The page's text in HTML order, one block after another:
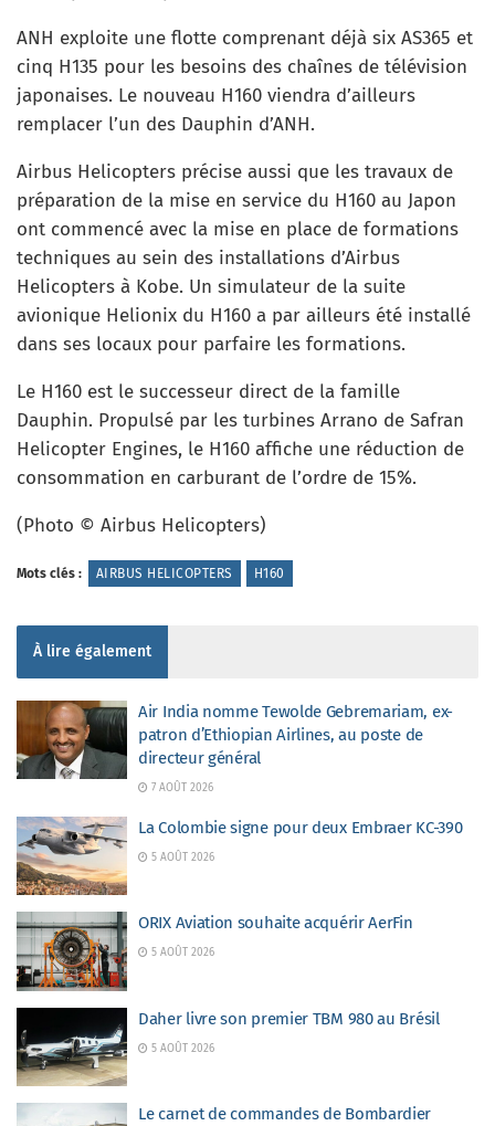
ANH exploite une flotte comprenant déjà six AS365 et
cinq H135 pour les besoins des chaînes de télévision
japonaises. Le nouveau H160 viendra d’ailleurs
remplacer l’un des Dauphin d’ANH.
Airbus Helicopters précise aussi que les travaux de
préparation de la mise en service du H160 au Japon
ont commencé avec la mise en place de formations
techniques au sein des installations d’Airbus
Helicopters à Kobe. Un simulateur de la suite
avionique Helionix du H160 a par ailleurs été installé
dans ses locaux pour parfaire les formations.
Le H160 est le successeur direct de la famille
Dauphin. Propulsé par les turbines Arrano de Safran
Helicopter Engines, le H160 affiche une réduction de
consommation en carburant de l’ordre de 15%.
(Photo © Airbus Helicopters)
Mots clés : AIRBUS HELICOPTERS H160
À lire également
Air India nomme Tewolde Gebremariam, ex-
patron d’Ethiopian Airlines, au poste de
directeur général
7 AOÛT 2026
La Colombie signe pour deux Embraer KC-390
5 AOÛT 2026
ORIX Aviation souhaite acquérir AerFin
5 AOÛT 2026
Daher livre son premier TBM 980 au Brésil
5 AOÛT 2026
Le carnet de commandes de Bombardier